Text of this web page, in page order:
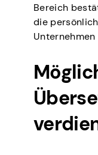
Bereich
die
Unternehmen